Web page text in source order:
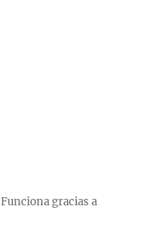
Funciona gracias a